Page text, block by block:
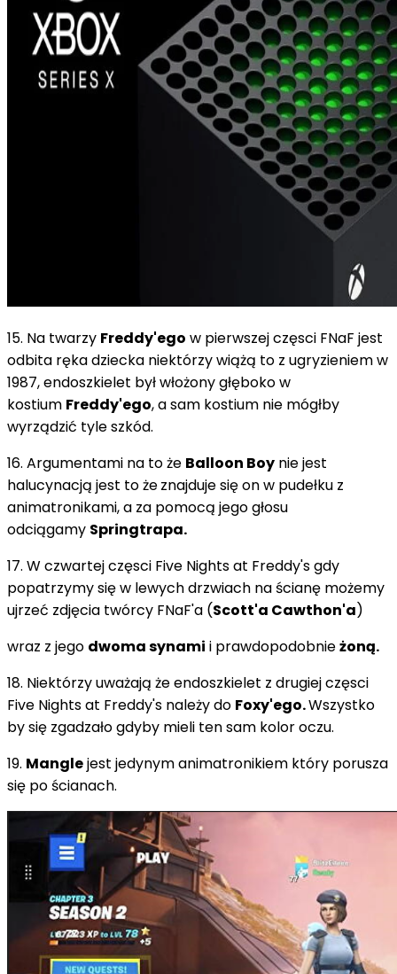
15. Na twarzy Freddy'ego w pierwszej częsci FNaF jest
odbita ręka dziecka niektórzy wiążą to z ugryzieniem w
1987, endoszkielet był włożony głęboko w
kostium Freddy'ego, a sam kostium nie mógłby
wyrządzić tyle szkód.
16. Argumentami na to że Balloon Boy nie jest
halucynacją jest to żeznajduje się on w pudełku z
animatronikami, a za pomocą jego głosu
odciągamy Springtrapa.
17. W czwartej częsci Five Nights at Freddy's gdy
popatrzymy się w lewych drzwiach na ścianę możemy
ujrzeć zdjęcia twórcy FNaF'a (Scott'a Cawthon'a)
wraz z jego dwoma synami i prawdopodobnieżoną.
18. Niektórzy uważają że endoszkielet z drugiej częsci
Five Nights at Freddy's należy do Foxy'ego.Wszystko
by się zgadzało gdyby mieli ten sam kolor oczu.
19. Manglejest jedynym animatronikiem który porusza
się po ścianach.